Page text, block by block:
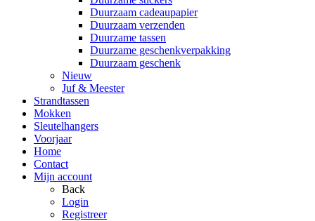
Duurzaam cadeaupapier
Duurzaam verzenden
Duurzame tassen
Duurzame geschenkverpakking
Duurzaam geschenk
Nieuw
Juf & Meester
Strandtassen
Mokken
Sleutelhangers
Voorjaar
Home
Contact
Mijn account
Back
Login
Registreer